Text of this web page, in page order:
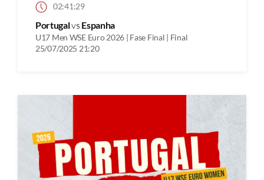
02:41:29
Portugalvs Espanha
U17 Men WSE Euro 2026 | Fase Final | Final
25/07/2025 21:20